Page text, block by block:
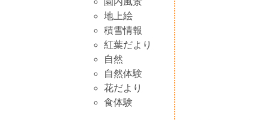
地上絵
積雪情報
紅葉だより
自然
自然体験
花だより
食体験